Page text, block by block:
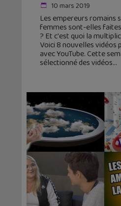
10 mars 2019
Les empereurs romains
femmes sont-elles
? Et c'est quoi la
Voici 8 nouvelles vidéos
avec YouTube. Cette
sélectionné des vidéos